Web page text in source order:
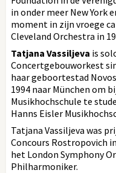
in onder meer New York
moment in zijn vroege
Cleveland Orchestra in
Tatjana Vassiljeva is
Concertgebouworkest
haar geboortestad
1994 naar München om
Musikhochschule te
Hanns Eisler
Tatjana Vassiljeva was
Concours Rostropovich
het London Symphony
Philharmoniker.